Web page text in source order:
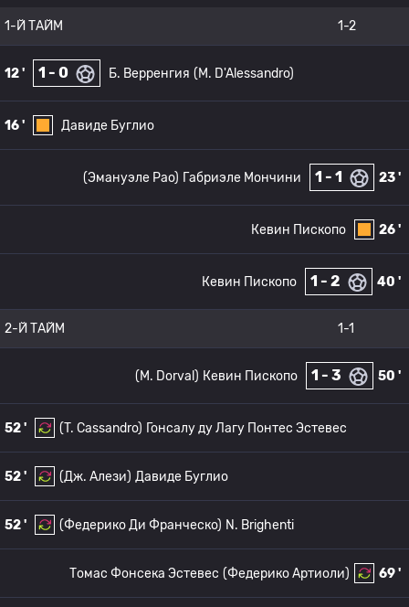
1-Й ТАЙМ 1-2
12 ' 1 - 0 Б. Верренгия (M. D'Alessandro)
16 ' Давиде Буглио
23 '
1 - 1
Габриэле Мончини
(Эмануэле Рао)
26 '
Кевин Пископо
40 '
1 - 2
Кевин Пископо
2-Й ТАЙМ 1-1
50 '
1 - 3
Кевин Пископо
(M. Dorval)
52 ' (T. Cassandro) Гонсалу ду Лагу Понтес Эстевес
52 ' (Дж. Алези) Давиде Буглио
52 ' (Федерико Ди Франческо) N. Brighenti
69 '
(Федерико Артиоли)
Томас Фонсека Эстевес